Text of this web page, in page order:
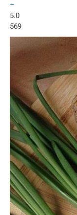
–
5.0
569